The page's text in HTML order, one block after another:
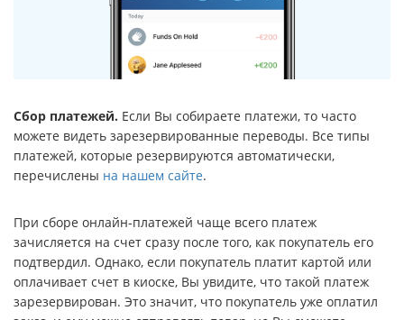
Сбор платежей. Если Вы собираете платежи, то часто
можете видеть зарезервированные переводы. Все типы
платежей, которые резервируются автоматически,
перечислены на нашем сайте.
При сборе онлайн-платежей чаще всего платеж
зачисляется на счет сразу после того, как покупатель его
подтвердил. Однако, если покупатель платит картой или
оплачивает счет в киоске, Вы увидите, что такой платеж
зарезервирован. Это значит, что покупатель уже оплатил